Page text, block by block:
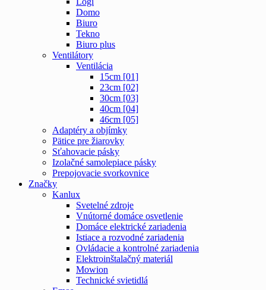
Domo
Biuro
Tekno
Biuro plus
Ventilátory
Ventilácia
15cm [01]
23cm [02]
30cm [03]
40cm [04]
46cm [05]
Adaptéry a objímky
Pätice pre žiarovky
Sťahovacie pásky
Izolačné samolepiace pásky
Prepojovacie svorkovnice
Značky
Kanlux
Svetelné zdroje
Vnútorné domáce osvetlenie
Domáce elektrické zariadenia
Istiace a rozvodné zariadenia
Ovládacie a kontrolné zariadenia
Elektroinštalačný materiál
Mowion
Technické svietidlá